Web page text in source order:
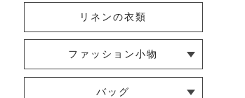
リネンの衣類
ファッション小物
└ ショール・ストール
└ 靴下・アームカバー
バッグ